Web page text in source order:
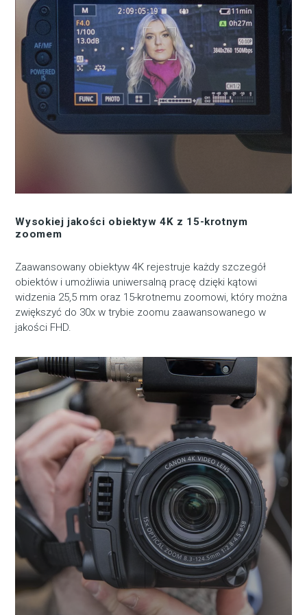
Wysokiej jakości obiektyw 4K z 15-krotnym
zoomem
Zaawansowany obiektyw 4K rejestruje każdy szczegół
obiektów i umożliwia uniwersalną pracę dzięki kątowi
widzenia 25,5 mm oraz 15-krotnemu zoomowi, który można
zwiększyć do 30x w trybie zoomu zaawansowanego w
jakości FHD.